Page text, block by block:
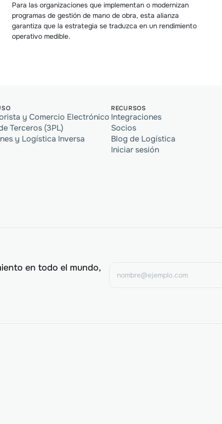
Para las organizaciones que implementan o modernizan
programas de gestión de mano de obra, esta alianza
garantiza que la estrategia se traduzca en un rendimiento
operativo medible.
y Comercio Electrónico
Terceros (3PL)
y Logística Inversa
RECURSOS
Integraciones
Socios
Blog de Logística
Iniciar sesión
en todo el mundo,